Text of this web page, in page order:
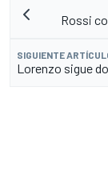
Rossi
SIGUIENTE
Lorenzo sigue